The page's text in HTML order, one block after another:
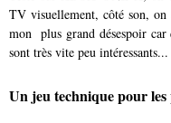
TV visuellement, côté son, on
mon plus grand désespoir
sont très vite peu intéressants...
Un jeu technique pour les